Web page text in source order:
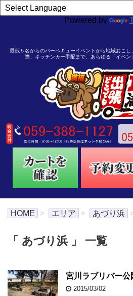
Powered by
最低５名からのバーベキューイベントから地域おこ
際、キッチンカー手配まで、あらゆる「イベン
HOME > エリア > あづり浜
「 あづり浜 」 一覧
宮川ラブリバー公
2015/03/02